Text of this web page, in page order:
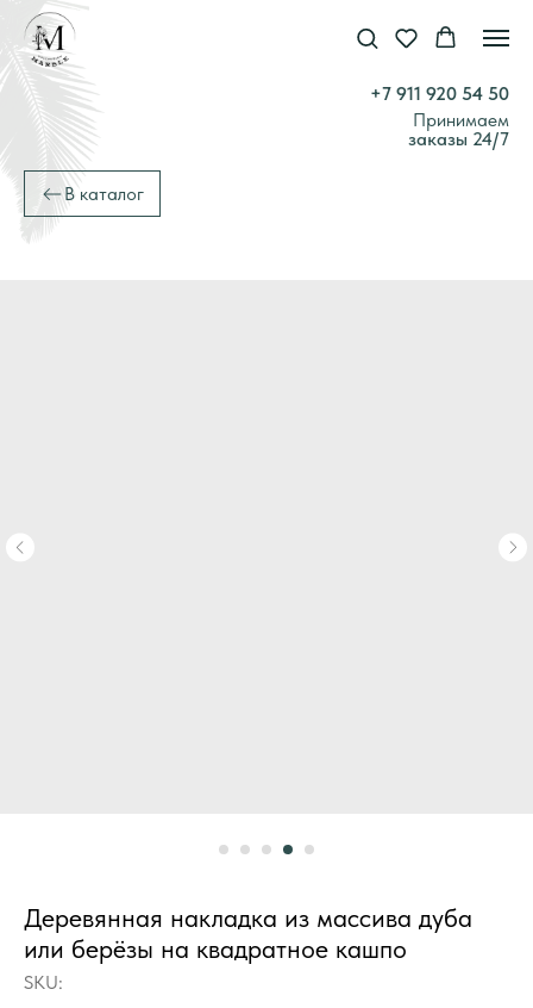
+7 911 920 54 50
Принимаем
заказы 24/7
В каталог
Деревянная накладка из массива дуба
или берёзы на квадратное кашпо
SKU: